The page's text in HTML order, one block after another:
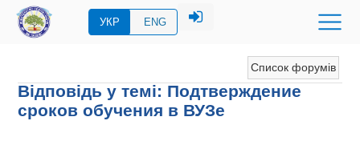
УКР ENG
Список форумів
Відповідь у темі: Подтверждение
сроков обучения в ВУЗе